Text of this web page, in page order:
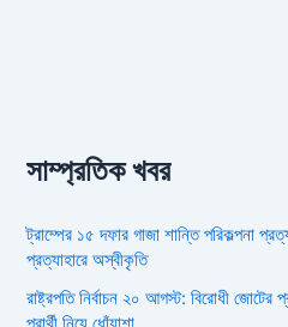
সাম্প্রতিক খবর
ট্রাম্পের ১৫ দফার গাজা শান্তি পরিকল্পনা
প্রত্যাহারে অস্বীকৃতি
রাষ্ট্রপতি নির্বাচন ২০ আগস্ট: বিরোধী জোটের